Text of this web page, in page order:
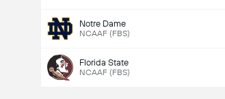
Notre Dame
NCAAF (FBS)
Florida State
NCAAF (FBS)